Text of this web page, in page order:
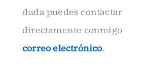
duda puedes contactar
directamente conmigo
correo electrónico.